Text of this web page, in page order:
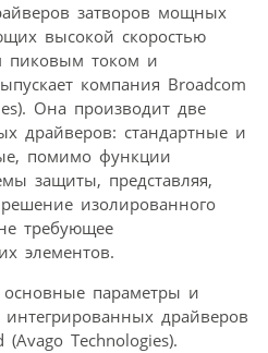
затворов мощных
высокой скоростью
пиковым током и
компания Broadcom
Она производит две
драйверов: стандартные и
помимо функции
защиты, представляя,
изолированного
требующее
элементов.
параметры и
драйверов
Technologies).